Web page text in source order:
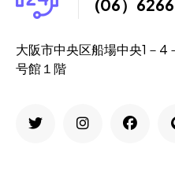
(06）
大阪市中央区船場中央1－4
号館１階